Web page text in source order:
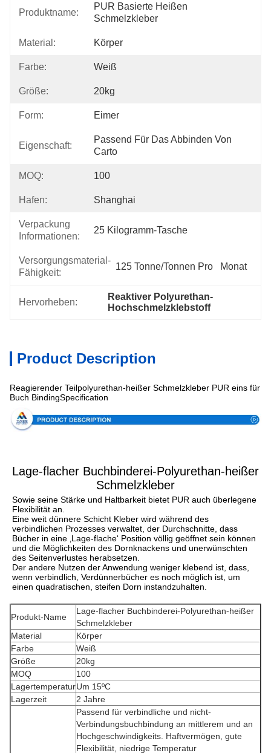
Produktname:
PUR Basierte Heißen
Schmelzkleber
Material: Körper
Farbe: Weiß
Größe: 20kg
Form: Eimer
Eigenschaft:
Passend Für Das Abbinden Von
Carto
MOQ: 100
Hafen: Shanghai
Verpackung
Informationen:
25 Kilogramm-Tasche
Versorgungsmaterial-
Fähigkeit:
125 Tonne/Tonnen Pro   Monat
Hervorheben:
Reaktiver Polyurethan-
Hochschmelzklebstoff
Product Description
Reagierender Teilpolyurethan-heißer Schmelzkleber PUR eins für
Buch BindingSpecification
Lage-flacher Buchbinderei-Polyurethan-heißer
Schmelzkleber
Sowie seine Stärke und Haltbarkeit bietet PUR auch überlegene
Flexibilität an.
Eine weit dünnere Schicht Kleber wird während des
verbindlichen Prozesses verwaltet, der Durchschnitte, dass
Bücher in eine ‚Lage-flache‘ Position völlig geöffnet sein können
und die Möglichkeiten des Dornknackens und unerwünschten
des Seitenverlustes herabsetzen.
Der andere Nutzen der Anwendung weniger klebend ist, dass,
wenn verbindlich, Verdünnerbücher es noch möglich ist, um
einen quadratischen, steifen Dorn instandzuhalten.
Produkt-Name
Lage-flacher Buchbinderei-Polyurethan-heißer
Schmelzkleber
Material
Körper
Farbe
Weiß
Größe
20kg
MOQ
100
LagertemperaturUm 15ºC
Lagerzeit
2 Jahre
Passend für verbindliche und nicht-
Verbindungsbuchbindung an mittlerem und an
Hochgeschwindigkeits. Haftvermögen, gute
Flexibilität, niedrige Temperatur